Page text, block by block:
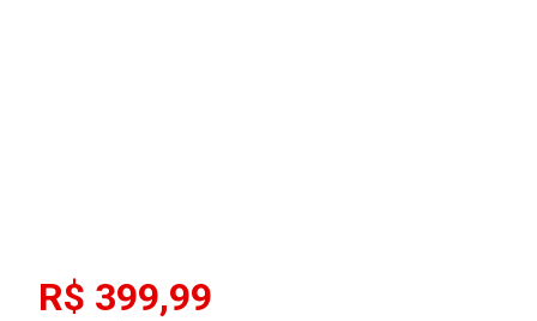
R$ 399,99